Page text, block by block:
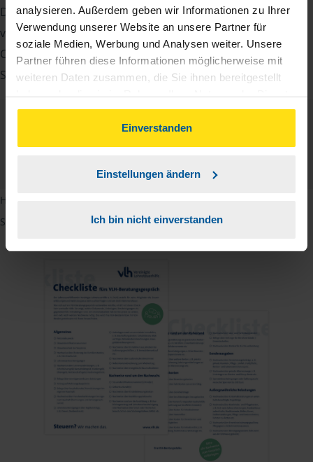
analysieren. Außerdem geben wir Informationen zu Ihrer
Verwendung unserer Website an unsere Partner für
soziale Medien, Werbung und Analysen weiter. Unsere
Partner führen diese Informationen möglicherweise mit
weiteren Daten zusammen, die Sie ihnen bereitgestellt
haben oder die sie im Rahmen Ihrer Nutzung der Dienste
gesammelt haben. Indem Sie auf Einverstanden klicken,
können Sie der Verwendung von Cookies, gemäß
unserer➔ Datenschutzrichtliniezustimmen.
Einverstanden
Einstellungen ändern
Ich bin nicht einverstanden
Damit Sie sich gut vorbereiten können und keinen der
vielen Nachweise vergessen, stellen wir Ihnen hier eine
Checkliste für Arbeitnehmer, Beamte, Auszubildende und
Studenten sowie Rentner zur Verfügung.
Hinweis: Übersetzungen in mehreren Sprachen finden Sie, wenn
Sie auf den Pfeil neben der Sprache Deutsch klicken.